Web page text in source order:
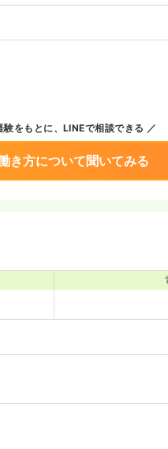
験をもとに、LINEで相談できる
き方について聞いてみる